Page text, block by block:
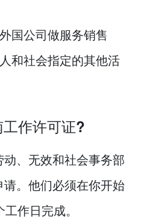
国公司做服务销售
和社会指定的其他活
作许可证?
、无效和社会事务部
。他们必须在你开始
作日完成。